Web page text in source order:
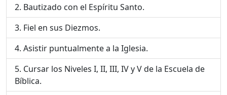
Bautizado con el Espíritu Santo.
Fiel en sus Diezmos.
Asistir puntualmente a la Iglesia.
Cursar los Niveles I, II, III, IV y V de la Escuela de
Bíblica.